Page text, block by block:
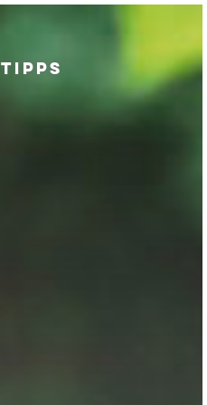
TIPPS